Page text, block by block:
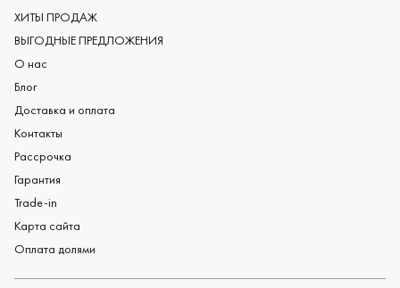
Дизайнерские обручальные кольца
Черные обручальные кольца
ХИТЫ ПРОДАЖ
ВЫГОДНЫЕ ПРЕДЛОЖЕНИЯ
О нас
Блог
Доставка и оплата
Контакты
Рассрочка
Гарантия
Trade-in
Карта сайта
Оплата долями